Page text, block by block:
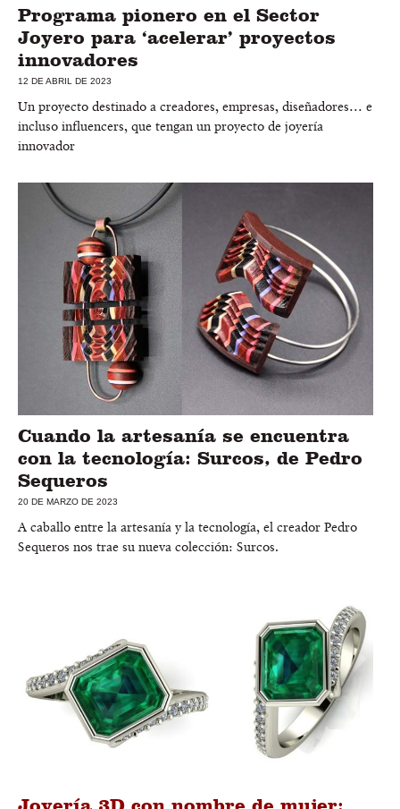
Programa pionero en el Sector
Joyero para ‘acelerar’ proyectos
innovadores
12 DE ABRIL DE 2023
Un proyecto destinado a creadores, empresas, diseñadores… e
incluso influencers, que tengan un proyecto de joyería
innovador
Cuando la artesanía se encuentra
con la tecnología: Surcos, de Pedro
Sequeros
20 DE MARZO DE 2023
A caballo entre la artesanía y la tecnología, el creador Pedro
Sequeros nos trae su nueva colección: Surcos.